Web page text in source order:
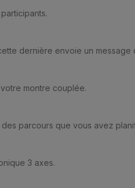
dernière envoie un
montre couplée.
parcours que vous avez
3 axes.